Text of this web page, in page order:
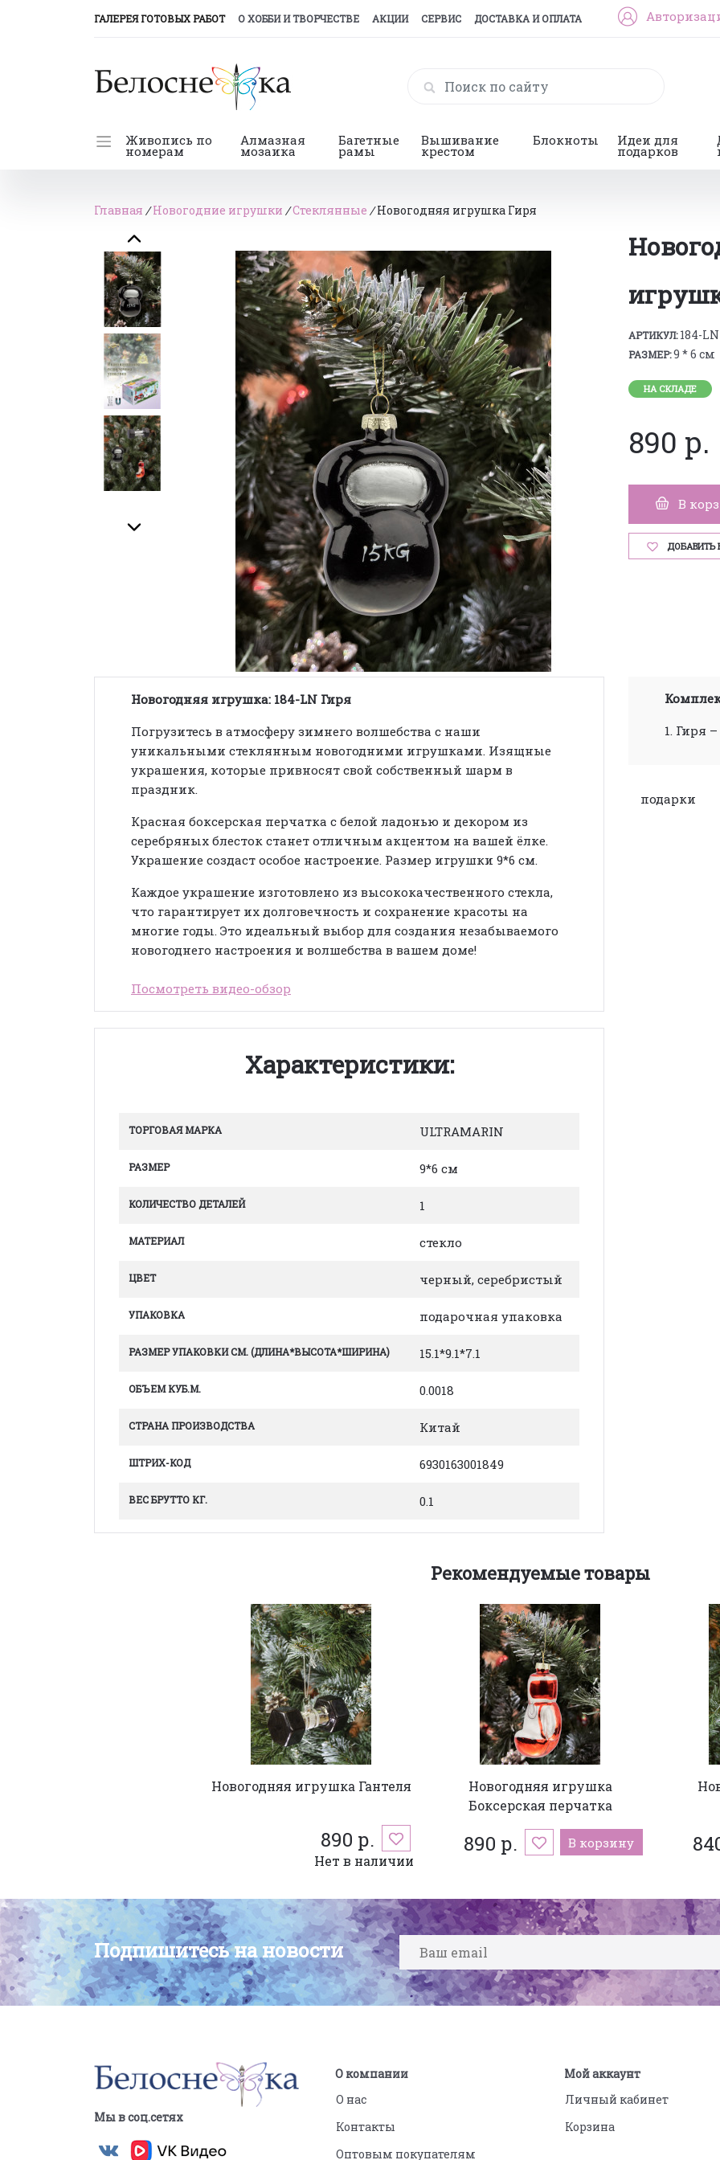
ГАЛЕРЕЯ ГОТОВЫХ РАБОТ(CURRENT)
О ХОББИ И ТВОРЧЕСТВЕ АКЦИИ СЕРВИС ДОСТАВКА И ОПЛАТА
Живопись по
номерам
Алмазная
мозаика
Багетные
рамы
Вышивание
крестом
Блокноты Идеи для
подарков
Главная /Новогодние игрушки /Стеклянные /Новогодняя игрушка Гиря
АРТИКУЛ:184-LN
РАЗМЕР:9 * 6 см
НА СКЛАДЕ
890 р.
В
ДОБАВИТЬ
Новогодняя игрушка: 184-LN Гиря
Погрузитесь в атмосферу зимнего волшебства с наши
уникальными стеклянным новогодними игрушками. Изящные
украшения, которые привносят свой собственный шарм в
праздник.
Красная боксерская перчатка с белой ладонью и декором из
серебряных блесток станет отличным акцентом на вашей ёлке.
Украшение создаст особое настроение. Размер игрушки 9*6 см.
Каждое украшение изготовлено из высококачественного стекла,
что гарантирует их долговечность и сохранение красоты на
многие годы. Это идеальный выбор для создания незабываемого
новогоднего настроения и волшебства в вашем доме!
Посмотреть видео-обзор
Характеристики:
ТОРГОВАЯ МАРКА ULTRAMARIN
РАЗМЕР 9*6 см
КОЛИЧЕСТВО ДЕТАЛЕЙ 1
МАТЕРИАЛ стекло
ЦВЕТ черный, серебристый
УПАКОВКА подарочная упаковка
РАЗМЕР УПАКОВКИ СМ. (ДЛИНА*ВЫСОТА*ШИРИНА) 15.1*9.1*7.1
ОБЪЕМ КУБ.М. 0.0018
СТРАНА ПРОИЗВОДСТВА Китай
ШТРИХ-КОД 6930163001849
ВЕС БРУТТО КГ. 0.1
1. Гиря
подарки
Рекомендуемые товары
Новогодняя игрушка Гантеля
890 р.
Нет в наличии
Новогодняя игрушка
Боксерская перчатка
890 р. В корзину
Подпишитесь на новости
Мы в соц.сетях
О компании
О нас
Контакты
Оптовым покупателям
Мой аккаунт
Личный кабинет
Корзина